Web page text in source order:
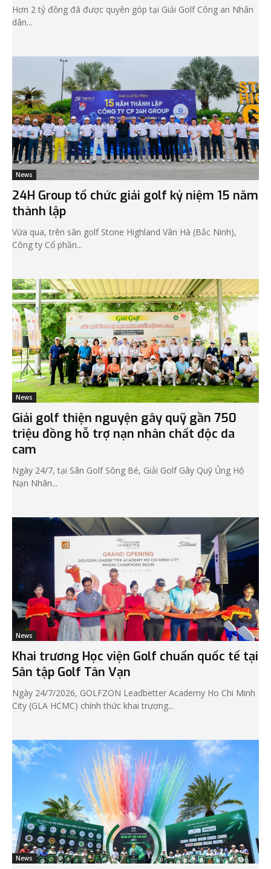
Hơn 2 tỷ đồng đã được quyên góp tại Giải Golf Công an Nhân
dân...
News
24H Group tổ chức giải golf kỷ niệm 15 năm
thành lập
Vừa qua, trên sân golf Stone Highland Vân Hà (Bắc Ninh),
Công ty Cổ phần...
News
Giải golf thiện nguyện gây quỹ gần 750
triệu đồng hỗ trợ nạn nhân chất độc da
cam
Ngày 24/7, tại Sân Golf Sông Bé, Giải Golf Gây Quỹ Ủng Hộ
Nạn Nhân...
News
Khai trương Học viện Golf chuẩn quốc tế tại
Sân tập Golf Tân Vạn
Ngày 24/7/2026, GOLFZON Leadbetter Academy Ho Chi Minh
City (GLA HCMC) chính thức khai trương...
News